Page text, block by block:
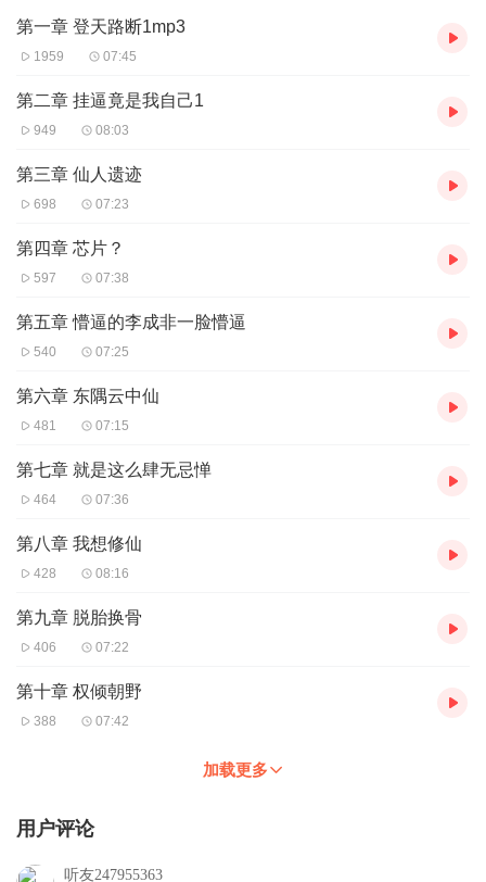
第一章 登天路断1mp3
1959 07:45
第二章 挂逼竟是我自己1
949 08:03
第三章 仙人遗迹
698 07:23
第四章 芯片？
597 07:38
第五章 懵逼的李成非一脸懵逼
540 07:25
第六章 东隅云中仙
481 07:15
第七章 就是这么肆无忌惮
464 07:36
第八章 我想修仙
428 08:16
第九章 脱胎换骨
406 07:22
第十章 权倾朝野
388 07:42
加载更多
用户评论
听友247955363